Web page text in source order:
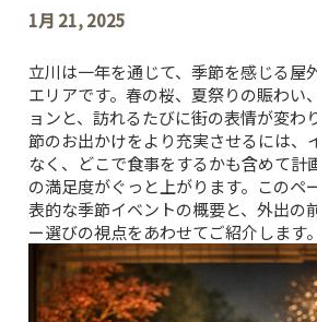
1月 21, 2025
立川は一年を通じて、季節を感じる屋
エリアです。春の桜、夏祭りの賑わい
ョンと、訪れるたびに街の表情が変わ
節のお出かけをより充実させるには、
なく、どこで食事をするかも含めて計
の満足度がぐっと上がります。このペ
表的な季節イベントの概要と、外出の
ー選びの視点をあわせてご紹介します。